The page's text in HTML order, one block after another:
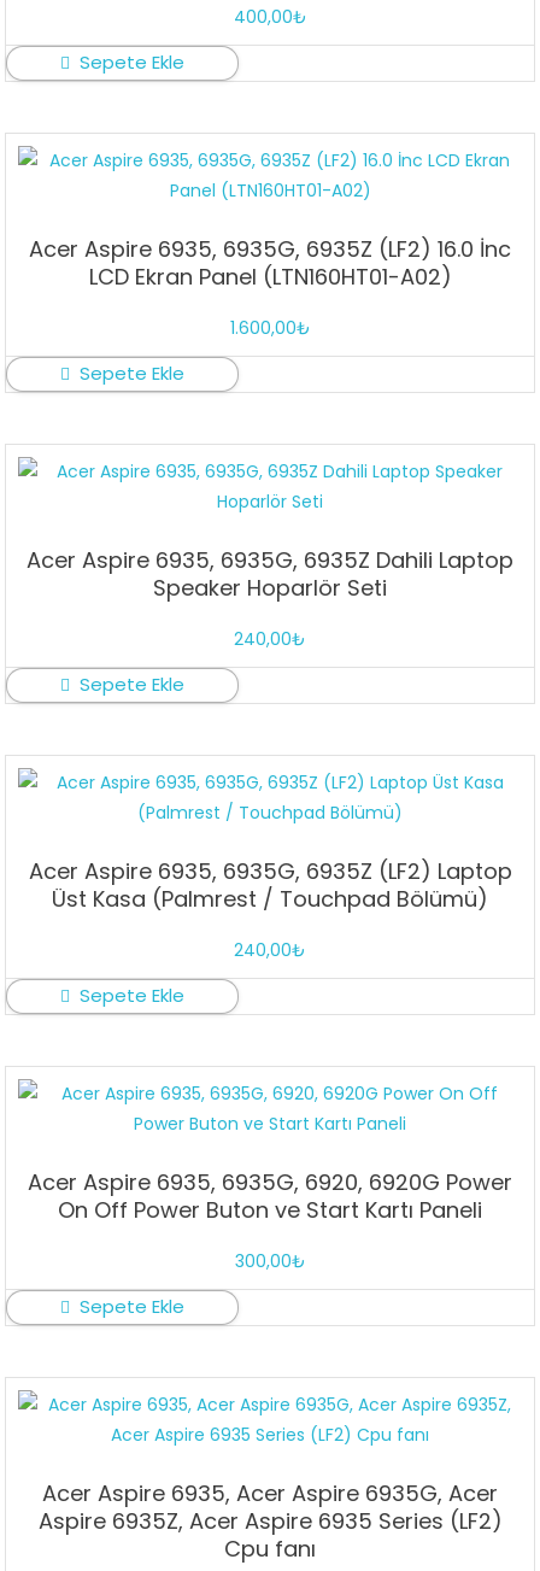
400,00₺
Sepete Ekle
Acer Aspire 6935, 6935G, 6935Z (LF2) 16.0 İnc
LCD Ekran Panel (LTN160HT01-A02)
1.600,00₺
Sepete Ekle
Acer Aspire 6935, 6935G, 6935Z Dahili Laptop
Speaker Hoparlör Seti
240,00₺
Sepete Ekle
Acer Aspire 6935, 6935G, 6935Z (LF2) Laptop
Üst Kasa (Palmrest / Touchpad Bölümü)
240,00₺
Sepete Ekle
Acer Aspire 6935, 6935G, 6920, 6920G Power
On Off Power Buton ve Start Kartı Paneli
300,00₺
Sepete Ekle
Acer Aspire 6935, Acer Aspire 6935G, Acer
Aspire 6935Z, Acer Aspire 6935 Series (LF2)
Cpu fanı